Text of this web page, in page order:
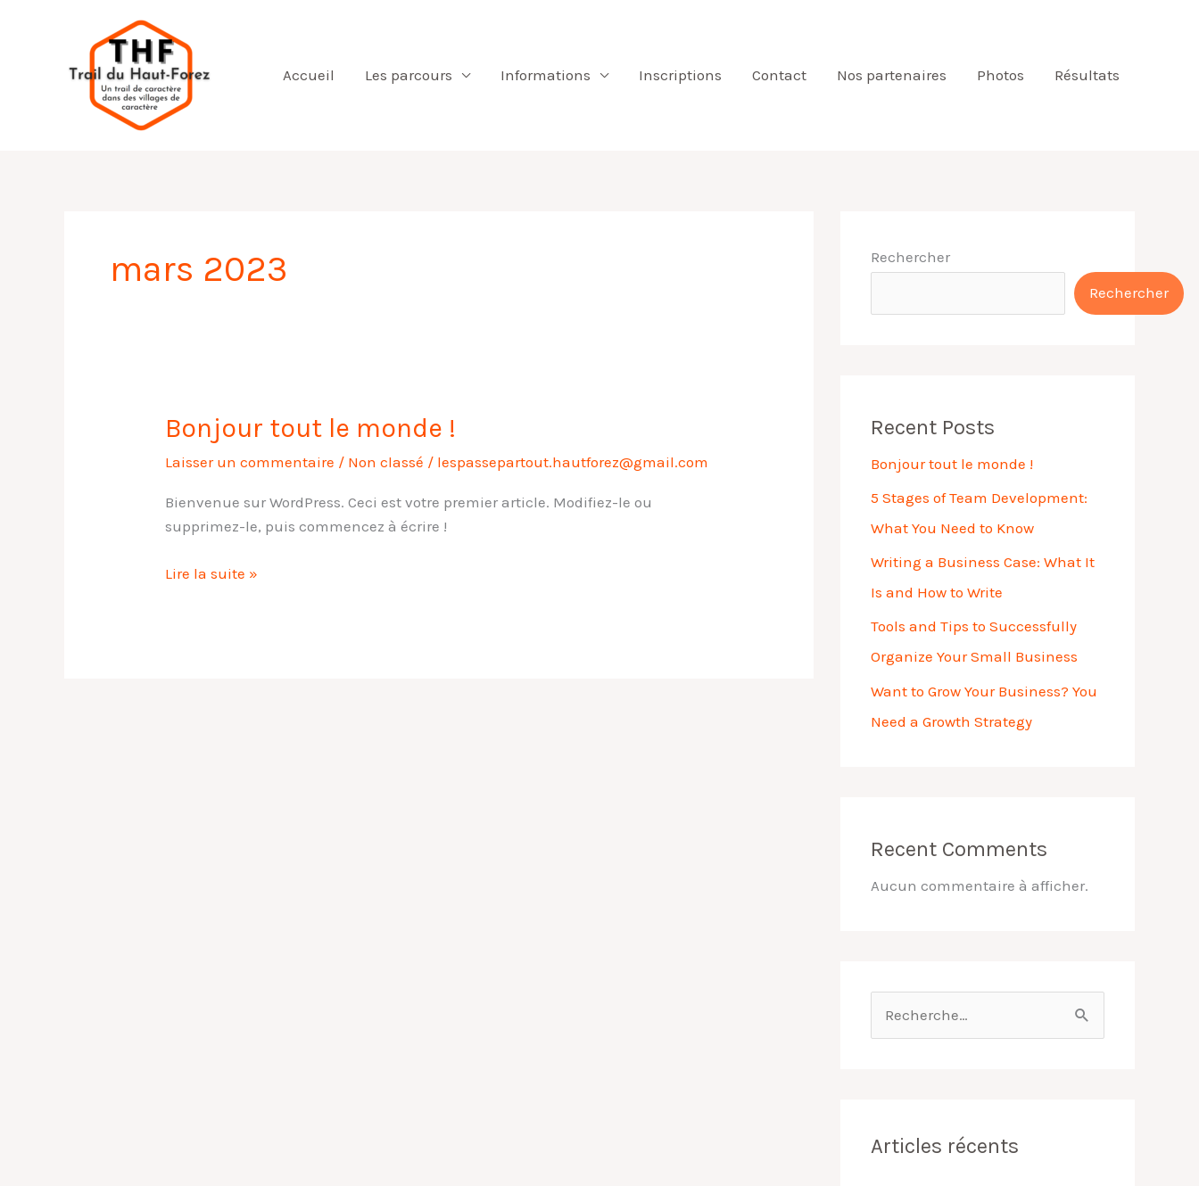
Accueil
Les parcours Informations Inscriptions Contact Nos partenaires Photos Résultats
mars 2023
Bonjour tout le monde !
Laisser un commentaire / Non classé / lespassepartout.hautforez@gmail.com
Bienvenue sur WordPress. Ceci est votre premier article. Modifiez-le ou
supprimez-le, puis commencez à écrire !
Bonjour
le
monde !
Lire la suite »
Rechercher
Rechercher
Recent Posts
Bonjour tout le monde !
5 Stages of Team Development:
What You Need to Know
Writing a Business Case: What It
Is and How to Write
Tools and Tips to Successfully
Organize Your Small Business
Want to Grow Your Business? You
Need a Growth Strategy
Recent Comments
Aucun commentaire à afficher.
e
Articles récents